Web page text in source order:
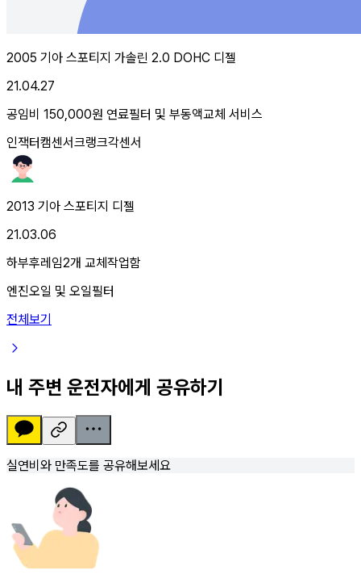
2005 기아 스포티지 가솔린 2.0 DOHC 디젤
21.04.27
공임비 150,000원 연료필터 및 부동액교체 서비스
인잭터캠센서크랭크각센서
2013 기아 스포티지 디젤
21.03.06
하부후레임2개 교체작업함
엔진오일 및 오일필터
전체보기
내 주변 운전자에게 공유하기
실연비와 만족도를 공유해보세요